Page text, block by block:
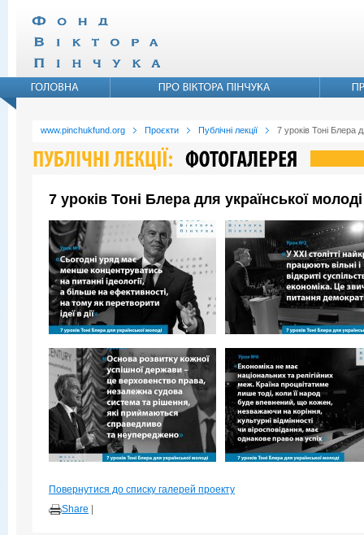
www.pinchukfund.org Проєкти Публічні лекції 7 уроків Тоні Блера
7 уроків Тоні Блера для української
Повернутися до списку галерей проекту
Share